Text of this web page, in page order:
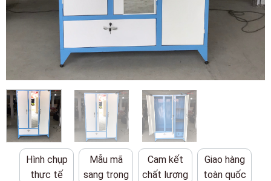
Hình chụp
thực tế
Mẫu mã
sang trọng
Cam kết
chất lượng
Giao hàng
toàn quốc